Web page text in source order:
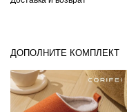
ДОПОЛНИТЕ КОМПЛЕКТ